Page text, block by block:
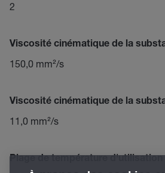
2
Viscosité cinématique de la
150,0 mm²/s
Viscosité cinématique de la
11,0 mm²/s
Plage de température d'utilisation